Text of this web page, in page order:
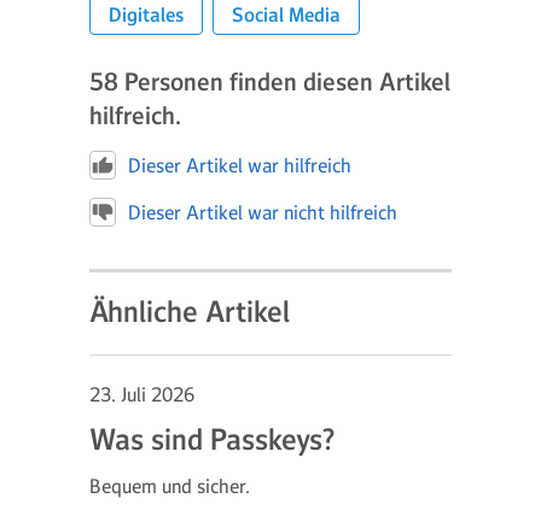
Digitales Social Media
58 Personen finden diesen Artikel
hilfreich.
Dieser Artikel war hilfreich
Dieser Artikel war nicht hilfreich
Ähnliche Artikel
23. Juli 2026
Was sind Passkeys?
Bequem und sicher.